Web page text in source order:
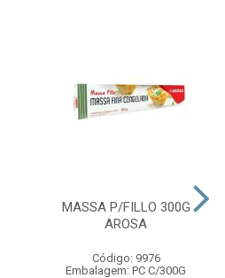
MASSA P/FILLO 300G
AROSA
Código: 9976
Embalagem: PC C/300G